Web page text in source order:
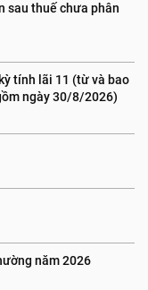
sau thuế chưa phân
tính lãi 11 (từ và bao
ngày 30/8/2026)
năm 2026